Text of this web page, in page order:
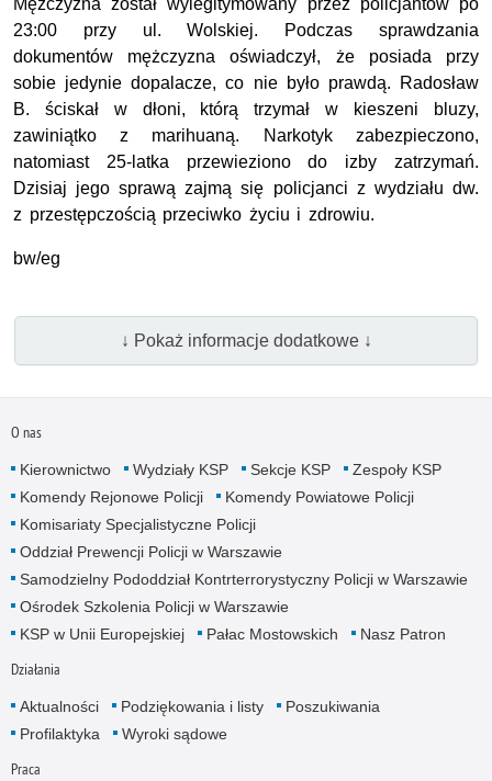
Mężczyzna został wylegitymowany przez policjantów po
23:00 przy ul. Wolskiej. Podczas sprawdzania
dokumentów mężczyzna oświadczył, że posiada przy
sobie jedynie dopalacze, co nie było prawdą. Radosław
B. ściskał w dłoni, którą trzymał w kieszeni bluzy,
zawiniątko z marihuaną. Narkotyk zabezpieczono,
natomiast 25-latka przewieziono do izby zatrzymań.
Dzisiaj jego sprawą zajmą się policjanci z wydziału dw.
z przestępczością przeciwko życiu i zdrowiu.
bw/eg
↓ Pokaż informacje dodatkowe ↓
O nas
Kierownictwo Wydziały KSP Sekcje KSP
Zespoły KSP
Komendy Rejonowe Policji
Komendy Powiatowe Policji
Komisariaty Specjalistyczne Policji
Oddział Prewencji Policji w Warszawie
Samodzielny Pododdział Kontrterrorystyczny Policji w Warszawie
Ośrodek Szkolenia Policji w Warszawie
KSP w Unii Europejskiej
Pałac Mostowskich Nasz Patron
Działania
Aktualności Podziękowania i listy
Poszukiwania
Profilaktyka
Wyroki sądowe
Praca